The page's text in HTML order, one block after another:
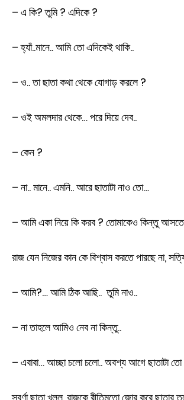
– এ কি? তুমি ? এদিকে ?
– হ্যাঁ..মানে.. আমি তো এদিকেই থাকি..
– ও.. তা ছাতা কথা থেকে যোগাড় করলে ?
– ওই অমলদার থেকে… পরে দিয়ে দেব..
– কেন ?
– না.. মানে.. এমনি.. আরে ছাতাটা নাও তো…
– আমি একা নিয়ে কি করব ? তোমাকেও কিন্তু
রাজ যেন নিজের কান কে বিশ্বাস করতে পারছে না,
– আমি?… আমি ঠিক আছি.. তুমি নাও..
– না তাহলে আমিও নেব না কিন্তু..
– এবাবা… আচ্ছা চলো চলো.. অবশ্য আগে ছাতাটা